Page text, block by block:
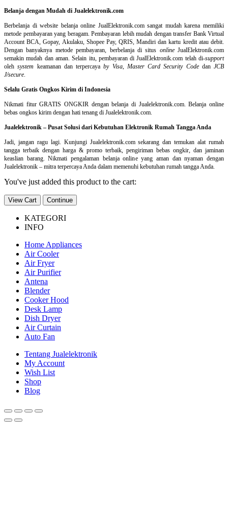
Belanja dengan Mudah di Jualelektronik.com
Berbelanja diwebsite belanja online JualElektronik.com sangat mudah karena memiliki
metode pembayaran yang beragam. Pembayaran lebih mudah dengan transfer Bank Virtual
Account BCA, Gopay, Akulaku, Shopee Pay, QRIS, Mandiri dan kartu kredit atau debit.
Dengan banyaknya metode pembayaran, berbelanja di situs onlineJualElektronik.com
semakin mudah dan aman. Selain itu, pembayaran di JualElektronik.com telah di-support
olehsystem keamanan dan terpercayaby Visa, Master Card Security Codedan JCB
J/secure.
Selalu Gratis Ongkos Kirim di Indonesia
Nikmati fitur GRATIS ONGKIR dengan belanja di Jualelektronik.com. Belanja online
bebas ongkos kirim dengan hati tenang di Jualelektronik.com.
Jualelektronik – Pusat Solusi dari Kebutuhan Elektronik Rumah Tangga Anda
Jadi, jangan ragu lagi. Kunjungi Jualelektronik.com sekarang dan temukan alat rumah
tangga terbaik dengan harga & promo terbaik, pengiriman bebas ongkir, dan jaminan
keaslian barang. Nikmati pengalaman belanja online yang aman dan nyaman dengan
Jualelektronik – mitra terpercaya Anda dalam memenuhi kebutuhan rumah tangga Anda.
You've just added this product to the cart:
View Cart Continue
KATEGORI
INFO
Home Appliances
Air Cooler
Air Fryer
Air Purifier
Antena
Blender
Cooker Hood
Desk Lamp
Dish Dryer
Air Curtain
Auto Fan
Tentang Jualelektronik
My Account
Wish List
Shop
Blog